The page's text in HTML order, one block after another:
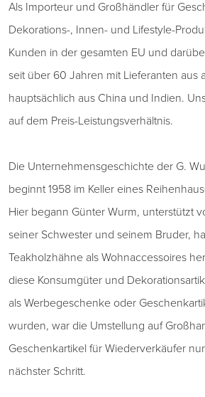
Als Importeur und Großhändler für
Dekorations-, Innen- und Lifestyle-
Kunden in der gesamten EU und
seit über 60 Jahren mit Lieferanten aus
hauptsächlich aus China und Indien.
auf dem Preis-Leistungsverhältnis.
Die Unternehmensgeschichte der G.
beginnt 1958 im Keller eines
Hier begann Günter Wurm, unterstützt
seiner Schwester und seinem Bruder,
Teakholzhähne als Wohnaccessoires
diese Konsumgüter und
als Werbegeschenke oder
wurden, war die Umstellung auf
Geschenkartikel für Wiederverkäufer
nächster Schritt.